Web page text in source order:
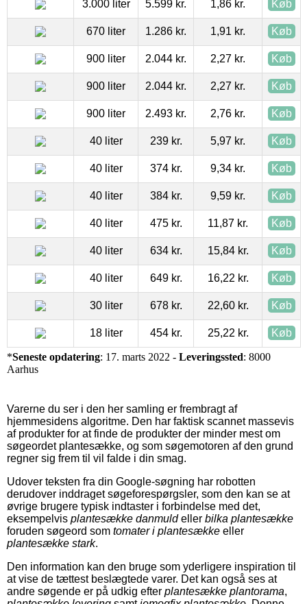
3.000 liter 5.599 kr. 1,86 kr. Køb
670 liter 1.286 kr. 1,91 kr. Køb
900 liter 2.044 kr. 2,27 kr. Køb
900 liter 2.044 kr. 2,27 kr. Køb
900 liter 2.493 kr. 2,76 kr. Køb
40 liter 239 kr. 5,97 kr. Køb
40 liter 374 kr. 9,34 kr. Køb
40 liter 384 kr. 9,59 kr. Køb
40 liter 475 kr. 11,87 kr. Køb
40 liter 634 kr. 15,84 kr. Køb
40 liter 649 kr. 16,22 kr. Køb
30 liter 678 kr. 22,60 kr. Køb
18 liter 454 kr. 25,22 kr. Køb
*Seneste opdatering: 17. marts 2022 - Leveringssted: 8000
Aarhus
Varerne du ser i den her samling er frembragt af
hjemmesidens algoritme. Den har faktisk scannet massevis
af produkter for at finde de produkter der minder mest om
søgeordet plantesække, og som søgemotoren af den grund
regner sig frem til vil falde i din smag.
Udover teksten fra din Google-søgning har robotten
derudover inddraget søgeforespørgsler, som den kan se at
øvrige brugere typisk indtaster i forbindelse med det,
eksempelvis plantesække danmuldeller bilka plantesække
foruden søgeord som tomater i plantesække eller
plantesække stark.
Den information kan den bruge som yderligere inspiration til
at vise de tættest beslægtede varer. Det kan også ses at
andre søgende er på udkig efter plantesække plantorama,